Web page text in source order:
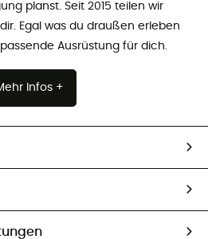
planst. Seit 2015 teilen wir
Egal was du draußen erleben
Ausrüstung für dich.
Infos +